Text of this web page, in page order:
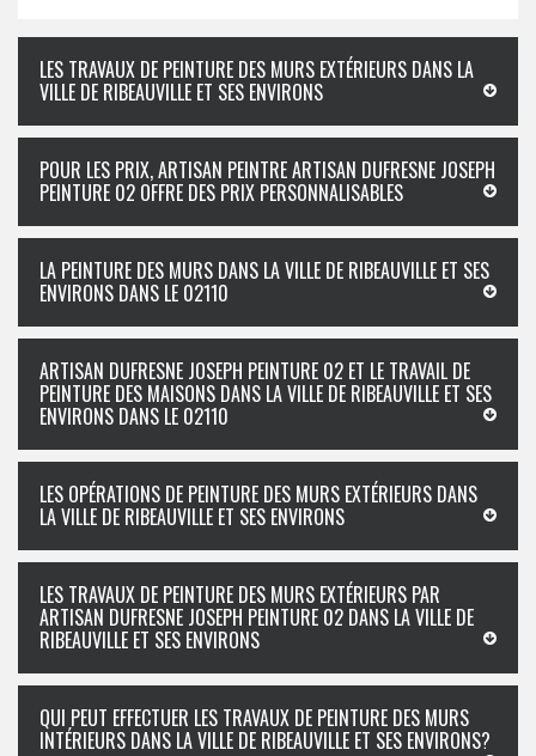
LES TRAVAUX DE PEINTURE DES MURS EXTÉRIEURS DANS LA
VILLE DE RIBEAUVILLE ET SES ENVIRONS
POUR LES PRIX, ARTISAN PEINTRE ARTISAN DUFRESNE JOSEPH
PEINTURE 02 OFFRE DES PRIX PERSONNALISABLES
LA PEINTURE DES MURS DANS LA VILLE DE RIBEAUVILLE ET SES
ENVIRONS DANS LE 02110
ARTISAN DUFRESNE JOSEPH PEINTURE 02 ET LE TRAVAIL DE
PEINTURE DES MAISONS DANS LA VILLE DE RIBEAUVILLE ET SES
ENVIRONS DANS LE 02110
LES OPÉRATIONS DE PEINTURE DES MURS EXTÉRIEURS DANS
LA VILLE DE RIBEAUVILLE ET SES ENVIRONS
LES TRAVAUX DE PEINTURE DES MURS EXTÉRIEURS PAR
ARTISAN DUFRESNE JOSEPH PEINTURE 02 DANS LA VILLE DE
RIBEAUVILLE ET SES ENVIRONS
QUI PEUT EFFECTUER LES TRAVAUX DE PEINTURE DES MURS
INTÉRIEURS DANS LA VILLE DE RIBEAUVILLE ET SES ENVIRONS?